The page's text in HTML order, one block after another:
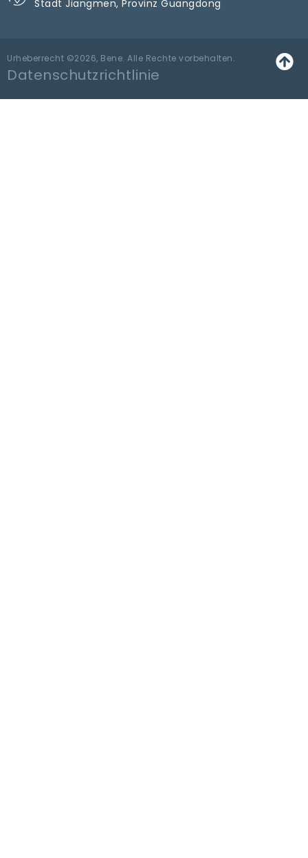
Stadt Jiangmen, Provinz Guangdong
Urheberrecht ©2026, Bene. Alle Rechte vorbehalten.
Datenschutzrichtlinie